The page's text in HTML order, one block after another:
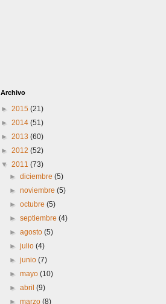
Archivo
► 2015 (21)
► 2014 (51)
► 2013 (60)
► 2012 (52)
▼ 2011 (73)
►diciembre(5)
►noviembre(5)
►octubre(5)
►septiembre(4)
►agosto(5)
►julio(4)
►junio(7)
►mayo(10)
►abril(9)
►marzo(8)